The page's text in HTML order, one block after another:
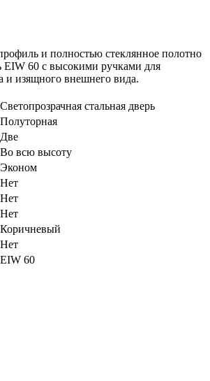
и полностью стеклянное полотно
EIW 60 с высокими ручками для
и изящного внешнего вида.
Светопрозрачная стальная дверь
Полуторная
Две
Во всю высоту
Эконом
Нет
Нет
Нет
Коричневый
Нет
EIW 60